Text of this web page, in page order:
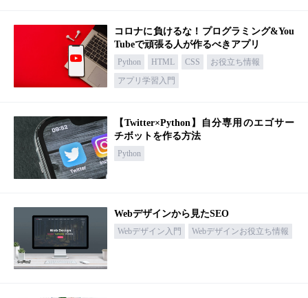
コロナに負けるな！プログラミング&You
Tubeで頑張る人が作るべきアプリ
Python HTML CSS
お役立ち情報
アプリ学習入門
【Twitter×Python】自分専用のエゴサー
チボットを作る方法
Python
Webデザインから見たSEO
Webデザイン入門 Webデザインお役立ち情報